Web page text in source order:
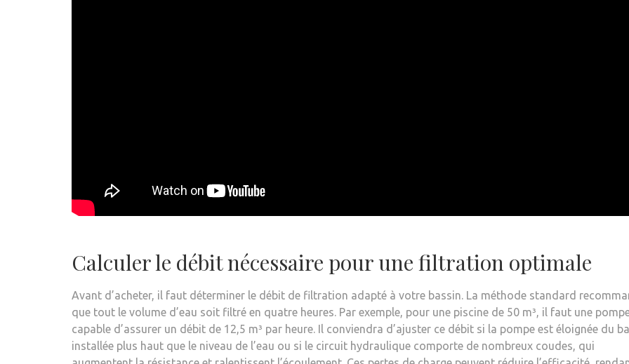
Calculer le débit nécessaire pour une filtration optimale
Avant d’acheter, il faut déterminer le débit de filtration adapté à votre bassin. La méthode standard
que tout le volume d’eau soit filtré en quatre heures. Par exemple, pour une piscine de 50 m³, il faut une
capable d’assurer un débit de 12,5 m³ par heure. Il conviendra d’ajuster ce débit si la pompe est éloignée du
installée plus haut que le niveau de l’eau ou si le circuit hydraulique comporte de nombreux coudes, qui